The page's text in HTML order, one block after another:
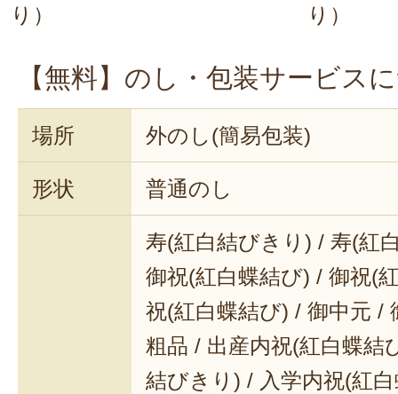
まずは、里芋を一口。パク！ん〜、
～～、染みる～～
。この甘じょっ
ん。牛肉やこんにゃく、野菜にも
み込んでいますね。いや〜、美味
ウだからこそ、こんなに深みのあ
ですね。ごちそうさまでした！
芋煮だけでなく、炒め物や煮物な
の味付けが、これ一本でまかな
活躍間違いなしの
万能調味料です。
り）
り）
【無料】のし・包装サービス
場所 外のし(簡易包装)
形状 普通のし
寿(紅白結びきり) / 寿(紅
御祝(紅白蝶結び) / 御祝(
祝(紅白蝶結び) / 御中元 /
粗品 / 出産内祝(紅白蝶結
結びきり) / 入学内祝(紅